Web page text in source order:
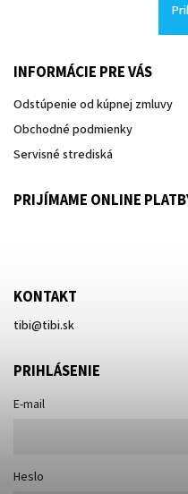
INFORMÁCIE PRE VÁS
Odstúpenie od kúpnej zmluvy
Obchodné podmienky
Servisné strediská
PRIJÍMAME ONLINE
KONTAKT
tibi@tibi.sk
PRIHLÁSENIE
E-mail
Heslo